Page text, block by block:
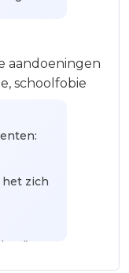
(IOP):
het te
aandoeningen
schoolfobie
het zich